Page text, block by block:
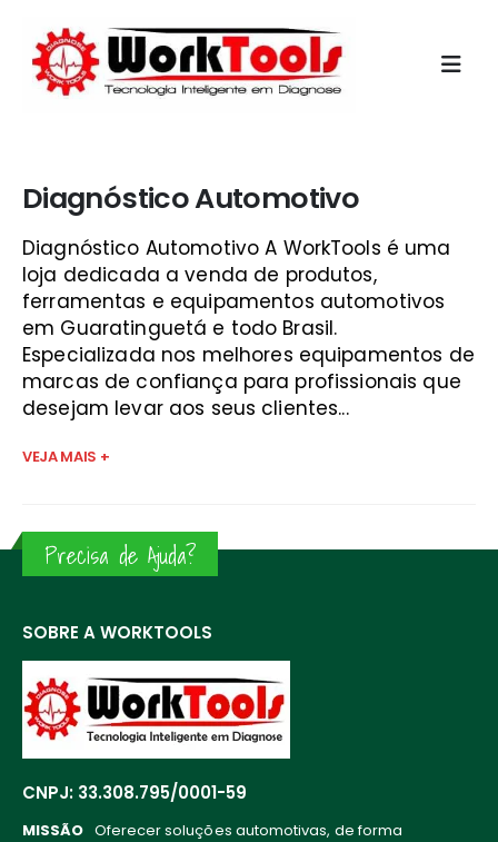
Diagnóstico Automotivo
Diagnóstico Automotivo A WorkTools é uma
loja dedicada a venda de produtos,
ferramentas e equipamentos automotivos
em Guaratinguetá e todo Brasil.
Especializada nos melhores equipamentos de
marcas de confiança para profissionais que
desejam levar aos seus clientes...
VEJA MAIS +
Precisa de Ajuda?
SOBRE A WORKTOOLS
CNPJ: 33.308.795/0001-59
MISSÃO Oferecer soluções automotivas, de forma